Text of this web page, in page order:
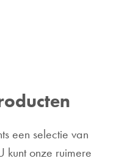
een selectie van
kunt onze ruimere